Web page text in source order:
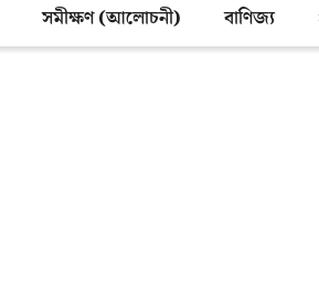
সমীক্ষণ (আলোচনী) বাণিজ্য